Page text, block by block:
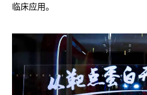
临床应用。